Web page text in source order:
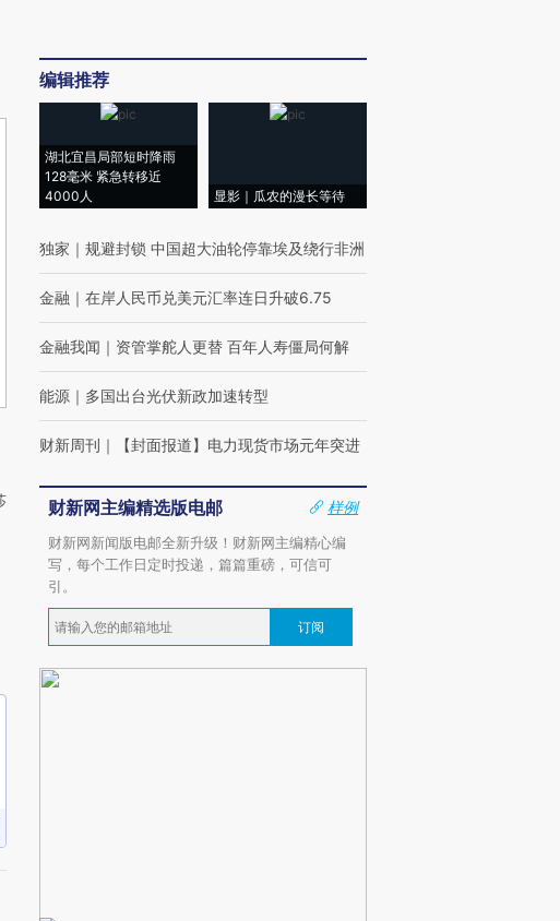
编辑推荐
湖北宜昌局部短时降雨
128毫米 紧急转移近
4000人
显影｜瓜农的漫长等待
独家 ｜ 规避封锁 中国超大油轮停靠埃及绕行非洲
金融 ｜ 在岸人民币兑美元汇率连日升破6.75
金融我闻 ｜ 资管掌舵人更替 百年人寿僵局何解
能源 ｜ 多国出台光伏新政加速转型
财新周刊 ｜ 【封面报道】电力现货市场元年突进
财新网主编精选版电邮
样例
财新网新闻版电邮全新升级！财新网主编精心编
写，每个工作日定时投递，篇篇重磅，可信可
引。
订阅